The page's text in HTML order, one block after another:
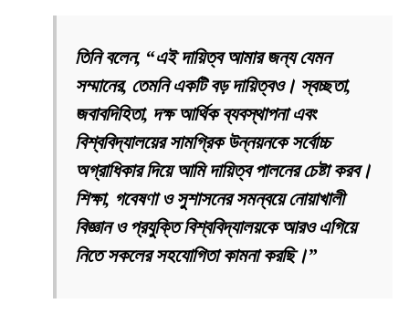
তিনি বলেন, “এই দায়িত্ব আমার জন্য যেমন
সম্মানের, তেমনি একটি বড় দায়িত্বও। স্বচ্ছতা,
জবাবদিহিতা, দক্ষ আর্থিক ব্যবস্থাপনা এবং
বিশ্ববিদ্যালয়ের সামগ্রিক উন্নয়নকে সর্বোচ্চ
অগ্রাধিকার দিয়ে আমি দায়িত্ব পালনের চেষ্টা করব।
শিক্ষা, গবেষণা ও সুশাসনের সমন্বয়ে নোয়াখালী
বিজ্ঞান ও প্রযুক্তি বিশ্ববিদ্যালয়কে আরও এগিয়ে
নিতে সকলের সহযোগিতা কামনা করছি।”